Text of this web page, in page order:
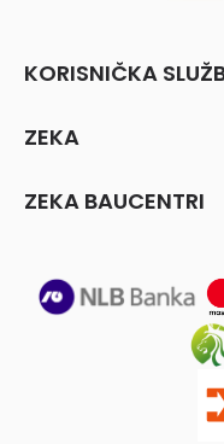
KORISNIČKA
ZEKA
ZEKA BAUCENTRI